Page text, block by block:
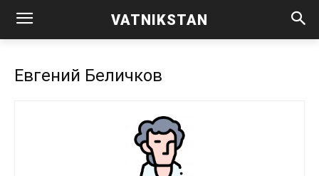
VATNIKSTAN
Евгений Беличков